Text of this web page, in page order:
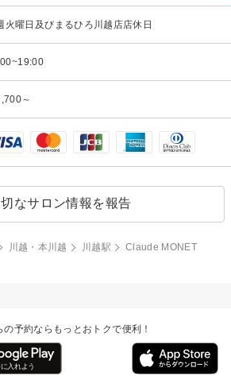
火曜日及びまるひろ川越店店休日
～
なサロン情報を報告
川越・本川越 川越駅
Claude MONET
の予約ならもっとおトクで便利！